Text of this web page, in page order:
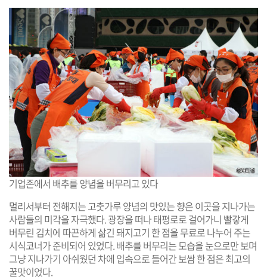
기업존에서 배추를 양념을 버무리고 있다
멀리서부터 전해지는 고춧가루 양념의 맛있는 향은 이곳을 지나가는
사람들의 미각을 자극했다. 광장을 떠나 태평로로 걸어가니 빨갛게
버무린 김치에 따끈하게 삶긴 돼지고기 한 점을 무료로 나누어 주는
시식코너가 준비되어 있었다. 배추를 버무리는 모습을 눈으로만 보며
그냥 지나가기 아쉬웠던 차에 입속으로 들어간 보쌈 한 점은 최고의
꿀맛이었다.